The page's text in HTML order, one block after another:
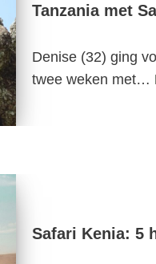
Tanzania met
Denise (32) ging
twee weken met…
Safari Kenia: 5